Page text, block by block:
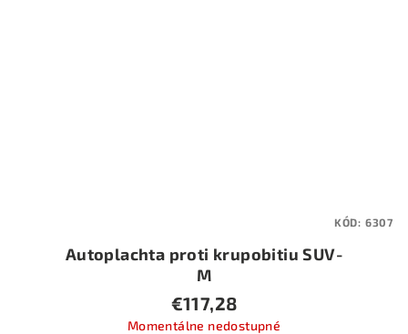
Autoplachta proti krupobitiu SUV-
M
€117,28
Momentálne nedostupné
KÓD: 6307